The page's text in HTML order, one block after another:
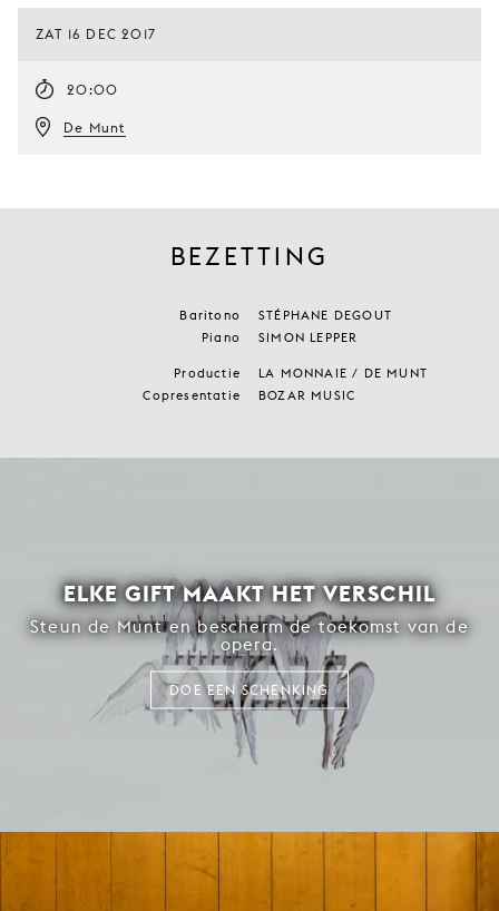
ZAT 16 DEC 2017
20:00
De Munt
BEZETTING
Baritono
STÉPHANE DEGOUT
Piano
SIMON LEPPER
Productie
LA MONNAIE / DE MUNT
Copresentatie
BOZAR MUSIC
ELKE GIFT MAAKT HET VERSCHIL
Steun de Munt en bescherm de toekomst van de
opera.
DOE EEN SCHENKING